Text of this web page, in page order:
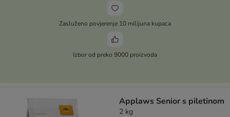
Zasluženo povjerenje 10 milijuna kupaca
Izbor od preko 9000 proizvoda
Applaws Senior s piletinom
2 kg